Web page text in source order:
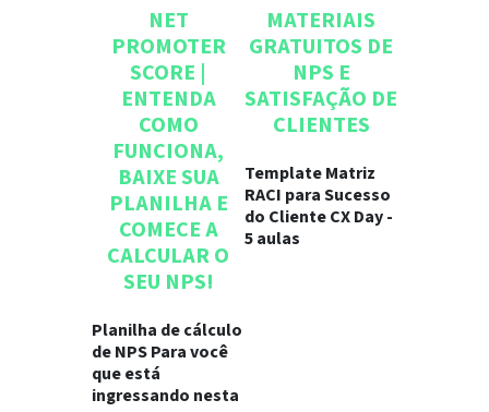
NET
PROMOTER
SCORE |
ENTENDA
COMO
FUNCIONA,
BAIXE SUA
PLANILHA E
COMECE A
CALCULAR O
SEU NPS!
Planilha de cálculo
de NPS Para você
que está
ingressando nesta
MATERIAIS
GRATUITOS DE
NPS E
SATISFAÇÃO DE
CLIENTES
Template Matriz
RACI para Sucesso
do Cliente CX Day -
5 aulas